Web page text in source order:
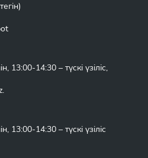
14:30 – түскі үзіліс,
.
14:30 – түскі үзіліс